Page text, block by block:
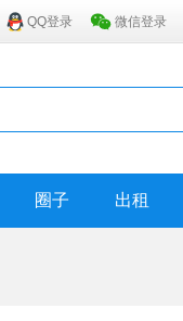
QQ登录 微信登录
圈子 出租